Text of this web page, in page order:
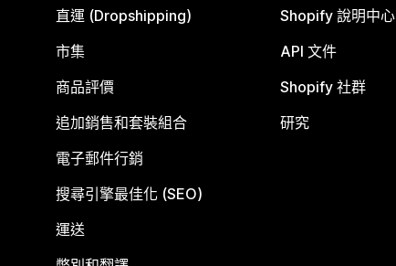
直運 (Dropshipping)
市集
商品評價
追加銷售和套裝組合
電子郵件行銷
搜尋引擎最佳化 (SEO)
運送
Shopify 說明中心
API 文件
Shopify 社群
研究